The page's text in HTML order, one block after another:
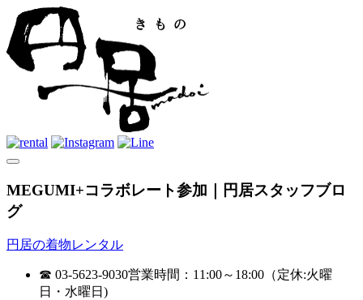
MEGUMI+コラボレート参加｜円居スタッフブロ
グ
円居の着物レンタル
☎ 03-5623-9030営業時間：11:00～18:00（定休:火曜
日・水曜日)